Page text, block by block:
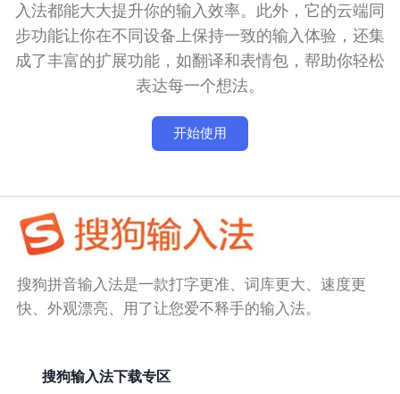
入法都能大大提升你的输入效率。此外，它的云端同
步功能让你在不同设备上保持一致的输入体验，还集
成了丰富的扩展功能，如翻译和表情包，帮助你轻松
表达每一个想法。
开始使用
搜狗拼音输入法是一款打字更准、词库更大、速度更
快、外观漂亮、用了让您爱不释手的输入法。
搜狗输入法下载专区